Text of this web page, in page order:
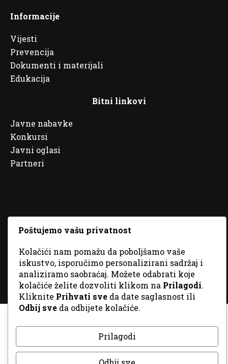
Informacije
Vijesti
Prevencija
Dokumenti i materijali
Edukacija
Bitni linkovi
Javne nabavke
Konkursi
Javni oglasi
Partneri
Poštujemo vašu privatnost
Kolačići nam pomažu da poboljšamo vaše
iskustvo, isporučimo personalizirani sadržaj i
analiziramo saobraćaj. Možete odabrati koje
kolačiće želite dozvoliti klikom na Prilagodi.
Kliknite Prihvati sve da date saglasnost ili
Odbij sve da odbijete kolačiće.
Prilagodi